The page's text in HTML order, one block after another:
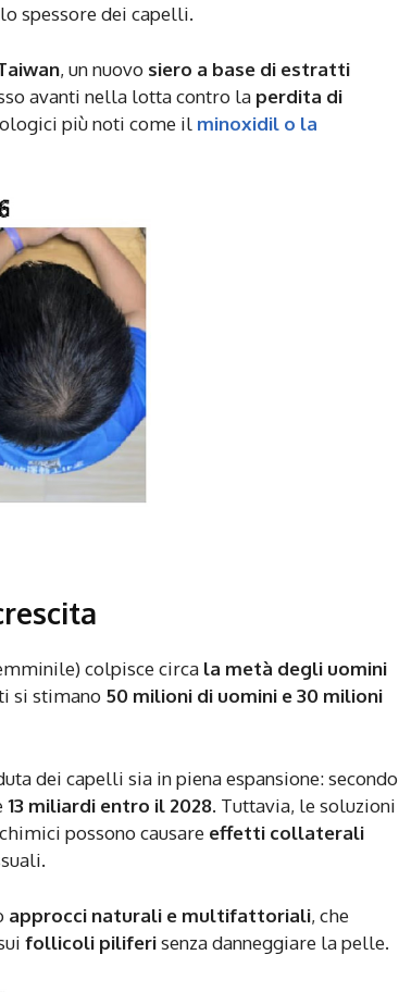
spessore dei capelli.
, un nuovo siero a base di estratti
avanti nella lotta contro la perdita di
più noti come il minoxidil o la
colpisce circa la metà degli uomini
si stimano 50 milioni di uomini e 30 milioni
dei capelli sia in piena espansione: secondo
13 miliardi entro il 2028. Tuttavia, le soluzioni
possono causare effetti collaterali
approcci naturali e multifattoriali, che
follicoli piliferisenza danneggiare la pelle.